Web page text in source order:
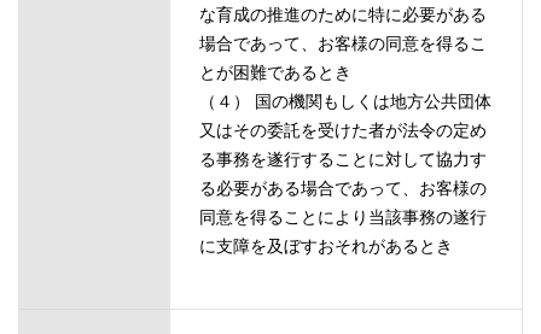
な育成の推進のために特に必要がある
場合であって、お客様の同意を得るこ
とが困難であるとき
（４） 国の機関もしくは地方公共団体
又はその委託を受けた者が法令の定め
る事務を遂行することに対して協力す
る必要がある場合であって、お客様の
同意を得ることにより当該事務の遂行
に支障を及ぼすおそれがあるとき